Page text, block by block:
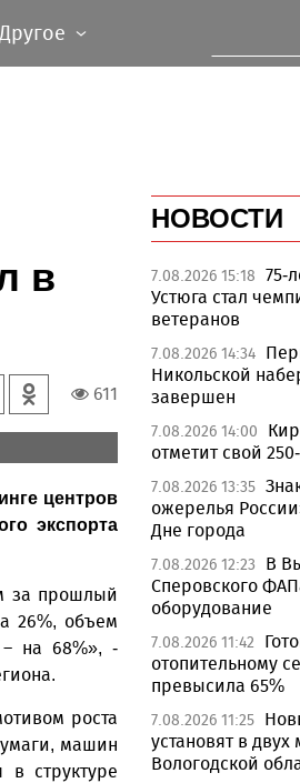
Другое
в
611
центров
экспорта
за прошлый
26%, объем
– на 68%», -
роста
машин
структуре
НОВОСТИ
7.08.2026 15:18 75-
Устюга стал
ветеранов
7.08.2026 14:34
Никольской
завершен
7.08.2026 14:00
отметит свой
7.08.2026 13:35
ожерелья
Дне города
7.08.2026 12:23
В
Сперовского
оборудование
7.08.2026 11:42
отопительному
превысила 65%
7.08.2026 11:25
установят в
Вологодской